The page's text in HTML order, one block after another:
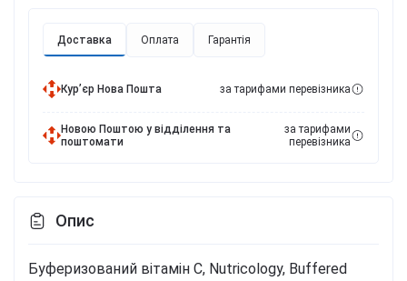
Доставка Оплата Гарантія
Курʼєр Нова Пошта за тарифами перевізника
Новою Поштою у відділення та
поштомати
за тарифами
перевізника
Опис
Буферизований вітамін C, Nutricology, Buffered